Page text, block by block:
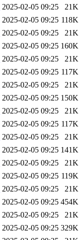
2025-02-05 09:25
21K
2025-02-05 09:25 118K
2025-02-05 09:25
21K
2025-02-05 09:25 160K
2025-02-05 09:25
21K
2025-02-05 09:25 117K
2025-02-05 09:25
21K
2025-02-05 09:25 150K
2025-02-05 09:25
21K
2025-02-05 09:25 117K
2025-02-05 09:25
21K
2025-02-05 09:25 141K
2025-02-05 09:25
21K
2025-02-05 09:25 119K
2025-02-05 09:25
21K
2025-02-05 09:25 454K
2025-02-05 09:25
21K
2025-02-05 09:25 329K